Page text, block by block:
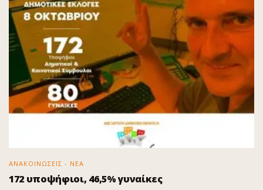
ΑΝΑΚΟΙΝΩΣΕΙΣ - ΝΕΑ
172 υποψήφιοι, 46,5% γυναίκες